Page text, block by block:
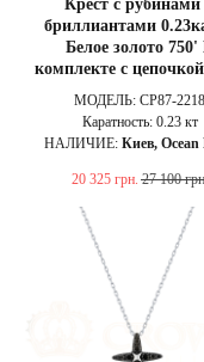
Крест с рубинами
бриллиантами
Белое золото 750'
комплекте с
МОДЕЛЬ: CP87-2218
Каратность: 0.23 кт
НАЛИЧИЕ: Киев, Ocean
20 325 грн. 27 100